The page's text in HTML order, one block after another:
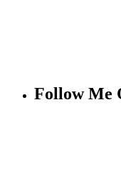
Follow Me